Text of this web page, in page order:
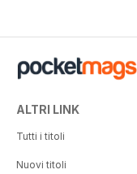
ALTRI LINK
Tutti i titoli
Nuovi titoli